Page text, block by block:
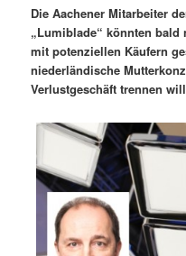
Die Aachener Mitarbeiter
„Lumiblade“ könnten bald
mit potenziellen Käufern
niederländische
Verlustgeschäft trennen